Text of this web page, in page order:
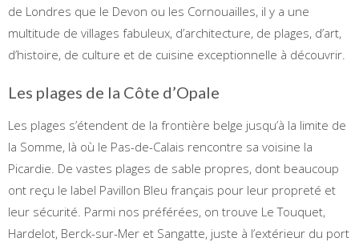
de Londres que le Devon ou les Cornouailles, il y a une
multitude de villages fabuleux, d’architecture, de plages, d’art,
d’histoire, de culture et de cuisine exceptionnelle à découvrir.
Les plages de la Côte d’Opale
Les plages s’étendent de la frontière belge jusqu’à la limite de
la Somme, là où le Pas-de-Calais rencontre sa voisine la
Picardie. De vastes plages de sable propres, dont beaucoup
ont reçu le label Pavillon Bleu français pour leur propreté et
leur sécurité. Parmi nos préférées, on trouve Le Touquet,
Hardelot, Berck-sur-Mer et Sangatte, juste à l’extérieur du port